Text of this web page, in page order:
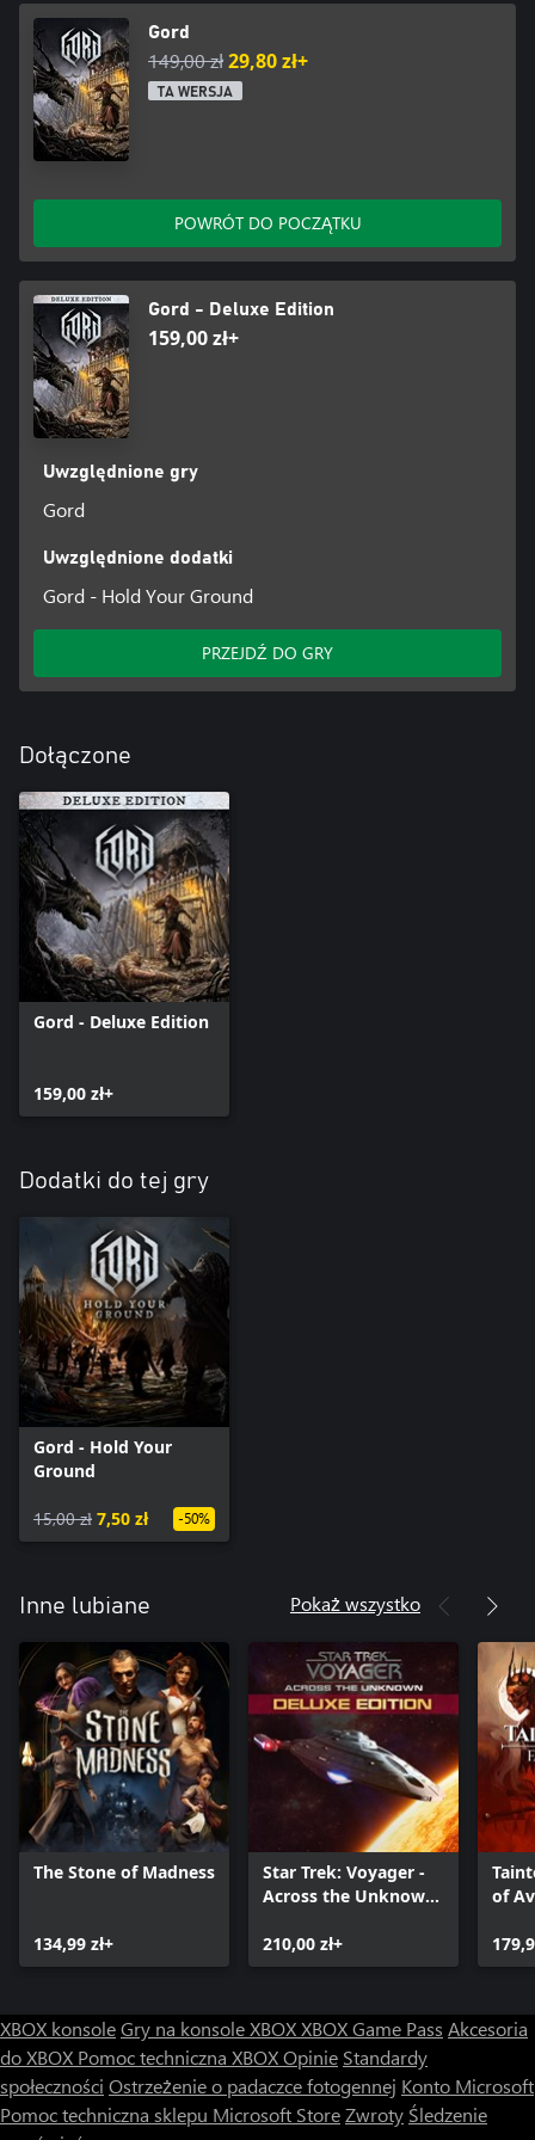
Gord
149,00 zł29,80 zł+
TA WERSJA
POWRÓT DO POCZĄTKU
Gord - Deluxe Edition
159,00 zł+
Uwzględnione gry
Gord
Uwzględnione dodatki
Gord - Hold Your Ground
PRZEJDŹ DO GRY
Dołączone
Gord - Deluxe Edition
159,00 zł+
Dodatki do tej gry
Gord - Hold Your
Ground
15,00 zł 7,50 zł -50%
Inne lubiane Pokaż wszystko
The Stone of Madness
134,99 zł+
Star Trek: Voyager -
Across the Unknown
210,00 zł+
of
XBOX konsoleGry na konsole XBOXXBOX Game Pass Akcesoria
do XBOX Pomoc techniczna XBOXOpinie Standardy
społeczności Ostrzeżenie o padaczce fotogennej Konto Microsoft
Pomoc techniczna sklepu Microsoft StoreZwroty Śledzenie